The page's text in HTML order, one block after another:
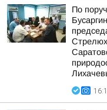
По